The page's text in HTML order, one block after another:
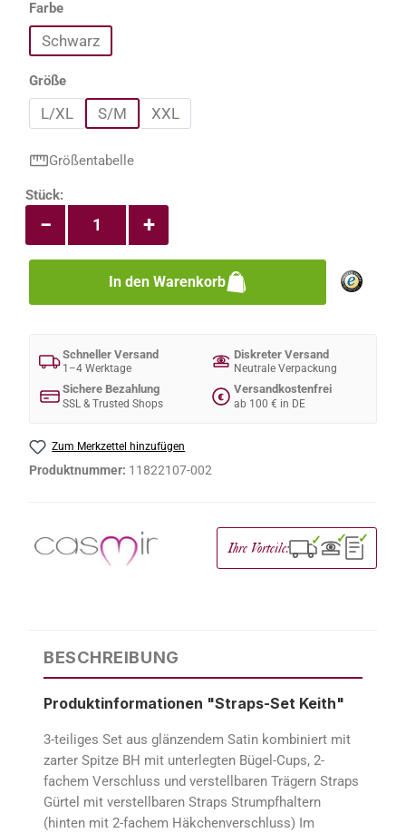
Farbeauswählen
Schwarz
Größeauswählen
L/XL S/M XXL
Größentabelle
Produkt Anzahl: Gib den gewünschten
Stück:
+
−
In den Warenkorb
Schneller Versand
1–4 Werktage
Diskreter Versand
Neutrale Verpackung
Sichere Bezahlung
SSL & Trusted Shops
€
Versandkostenfrei
ab 100 € in DE
Zum Merkzettel hinzufügen
Produktnummer: 11822107-002
Ihre Vorteile: ✓ ✓ ✓
BESCHREIBUNG
Produktinformationen "Straps-Set Keith"
3-teiliges Set aus glänzendem Satin kombiniert mit
zarter Spitze BH mit unterlegten Bügel-Cups, 2-
fachem Verschluss und verstellbaren Trägern Straps
Gürtel mit verstellbaren Straps Strumpfhaltern
(hinten mit 2-fachem Häkchenverschluss) Im